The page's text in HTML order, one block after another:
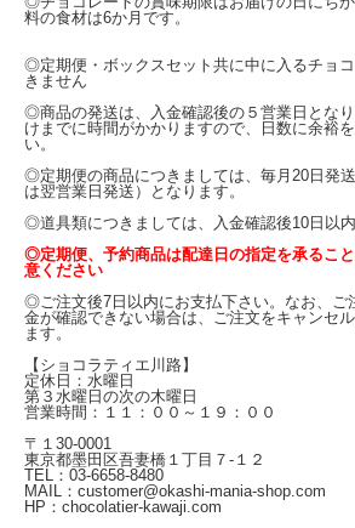
料の食材は6か月です。
◎定期便・ボックスセット共に中に入るチョ
きません
◎商品の発送は、入金確認後の５営業日とな
けまでに時間がかかりますので、日数に余裕
い。
◎定期便の商品につきましては、毎月20日発
は翌営業日発送）となります。
◎道具類につきましては、入金確認後10日以内
◎定期便、予約商品は配達日の指定を承るこ
意ください
◎ご注文後7日以内にお支払下さい。なお、ご
金が確認できない場合は、ご注文をキャンセ
ます。
【ショコラティエ川路】
定休日：水曜日
第３水曜日の次の木曜日
営業時間：１１：００～１９：００
〒１30-0001
東京都墨田区吾妻橋１丁目７-１２
TEL：03-6658-8480
MAIL：customer@okashi-mania-shop.com
HP：chocolatier-kawaji.com